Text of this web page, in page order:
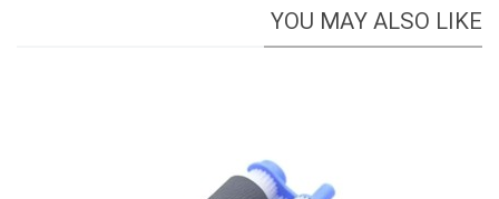
YOU MAY ALSO LIKE